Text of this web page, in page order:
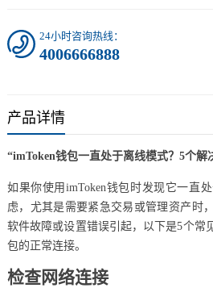
24小时咨询热线：
4006666888
产品详情
“imToken钱包一直处于离线模式？5个解
如果你使用imToken钱包时发现它一直
虑，尤其是需要紧急交易或管理资产时
软件故障或设置错误引起，以下是5个常
包的正常连接。
检查网络连接